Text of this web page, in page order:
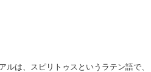
ルは、スピリトゥスというラテン語で、